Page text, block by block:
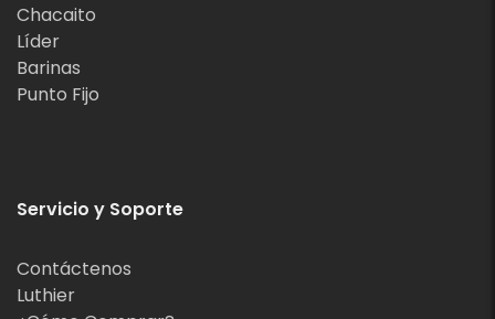
Chacaito
Líder
Barinas
Punto Fijo
Servicio y Soporte
Contáctenos
Luthier